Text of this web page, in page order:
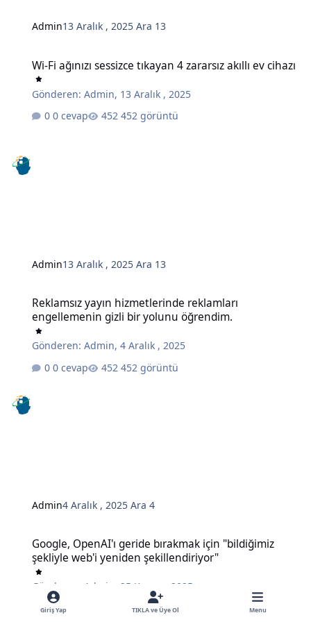
Admin13 Aralık , 2025Ara 13
Wi-Fi ağınızı sessizce tıkayan 4 zararsız akıllı ev cihazı
Gönderen:Admin, 13 Aralık , 2025
0 cevap
452 görüntü
Admin13 Aralık , 2025Ara 13
Reklamsız yayın hizmetlerinde reklamları
engellemenin gizli bir yolunu öğrendim.
Gönderen:Admin,4 Aralık , 2025
0 cevap
452 görüntü
Admin4 Aralık , 2025Ara 4
Google, OpenAI'ı geride bırakmak için "bildiğimiz
şekliyle web'i yeniden şekillendiriyor"
Gönderen: Admin
25 Kasım , 2025
0 cevap
495 görüntü
Giriş Yap TIKLA ve Üye Ol Menu